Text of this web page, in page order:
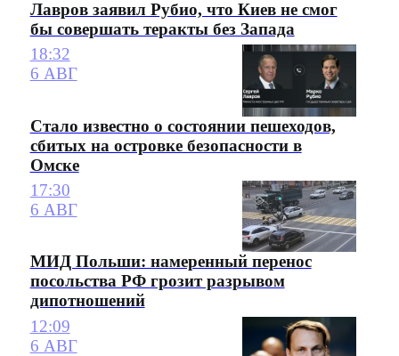
Лавров заявил Рубио, что Киев не смог
бы совершать теракты без Запада
18:32
6 АВГ
Стало известно о состоянии пешеходов,
сбитых на островке безопасности в
Омске
17:30
6 АВГ
МИД Польши: намеренный перенос
посольства РФ грозит разрывом
дипотношений
12:09
6 АВГ